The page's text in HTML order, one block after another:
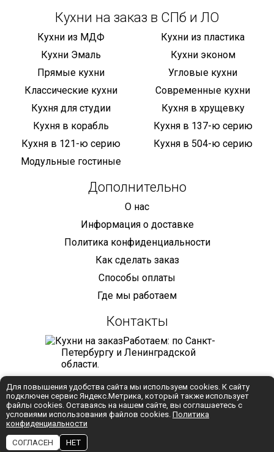
Кухни на заказ в СПб и ЛО
Кухни из МДФ
Кухни из пластика
Кухни Эмаль
Кухни эконом
Прямые кухни
Угловые кухни
Классические кухни
Современные кухни
Кухня для студии
Кухня в хрущевку
Кухня в корабль
Кухня в 137-ю серию
Кухня в 121-ю серию
Кухня в 504-ю серию
Модульные гостиные
Дополнительно
О нас
Информация о доставке
Политика конфиденциальности
Как сделать заказ
Способы оплаты
Где мы работаем
Контакты
Работаем: по Санкт-
Петербургу и Ленинградской
области.
+7 (921) 905-68-59
info@mebelmaniya.com
Для повышения удобства сайта мы используем cookies. К сайту
подключен сервис Яндекс.Метрика, который также использует
файлы cookies. Оставаясь на нашем сайте, вы соглашаетесь с
условиями использования файлов cookies. Политика
конфиденциальности
СОГЛАСЕН НЕТ